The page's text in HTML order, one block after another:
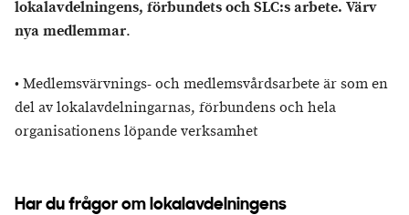
lokalavdelningens, förbundets och SLC:s arbete. Värv
nya medlemmar.
• Medlemsvärvnings- och medlemsvårdsarbete är som en
del av lokalavdelningarnas, förbundens och hela
organisationens löpande verksamhet
Har du frågor om lokalavdelningens